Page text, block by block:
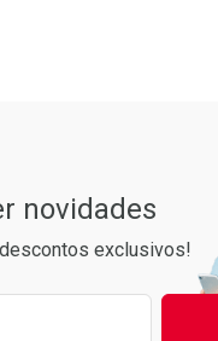
novidades
exclusivos!
para